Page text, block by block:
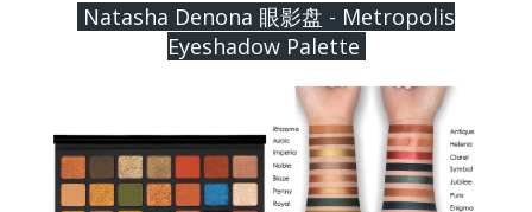
Natasha Denona 眼影盘 - Metropolis
Eyeshadow Palette